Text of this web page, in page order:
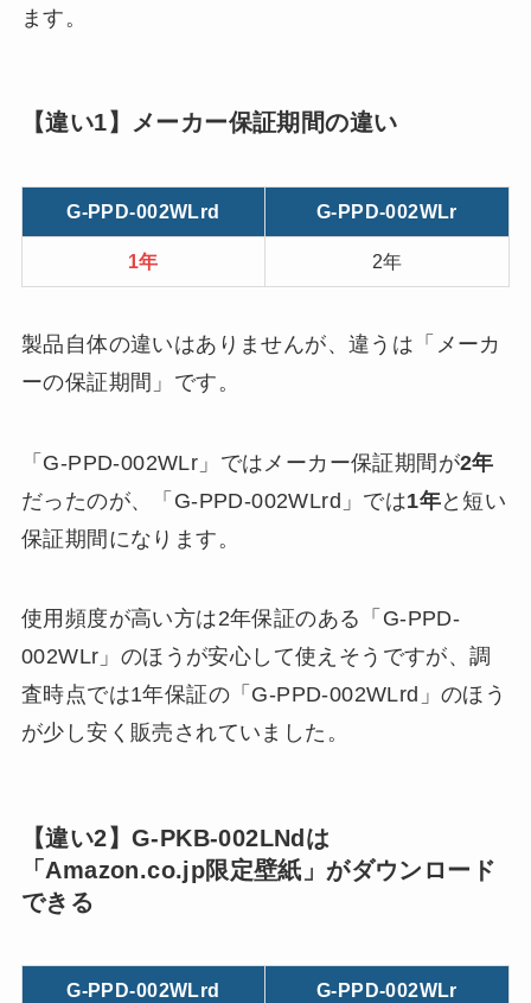
ます。
【違い1】メーカー保証期間の違い
G-PPD-002WLrd G-PPD-002WLr
1年 2年
製品自体の違いはありませんが、違うは「メーカ
ーの保証期間」です。
「G-PPD-002WLr」ではメーカー保証期間が2年
だったのが、「G-PPD-002WLrd」では1年と短い
保証期間になります。
使用頻度が高い方は2年保証のある「G-PPD-
002WLr」のほうが安心して使えそうですが、調
査時点では1年保証の「G-PPD-002WLrd」のほう
が少し安く販売されていました。
【違い2】G-PKB-002LNdは
「Amazon.co.jp限定壁紙」がダウンロード
できる
G-PPD-002WLrd G-PPD-002WLr